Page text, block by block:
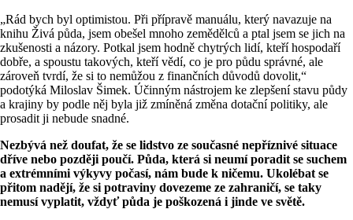
„Rád bych byl optimistou. Při přípravě manuálu, který navazuje na
knihu Živá půda, jsem obešel mnoho zemědělců a ptal jsem se jich na
zkušenosti a názory. Potkal jsem hodně chytrých lidí, kteří hospodaří
dobře, a spoustu takových, kteří vědí, co je pro půdu správné, ale
zároveň tvrdí, že si to nemůžou z finančních důvodů dovolit,“
podotýká Miloslav Šimek. Účinným nástrojem ke zlepšení stavu půdy
a krajiny by podle něj byla již zmíněná změna dotační politiky, ale
prosadit ji nebude snadné.
Nezbývá než doufat, že se lidstvo ze současné nepříznivé situace
dříve nebo později poučí. Půda, která si neumí poradit se suchem
a extrémními výkyvy počasí, nám bude k ničemu. Ukolébat se
přitom nadějí, že si potraviny dovezeme ze zahraničí, se taky
nemusí vyplatit, vždyť půda je poškozená i jinde ve světě.